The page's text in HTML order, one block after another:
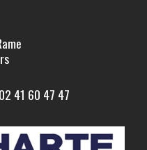
41 60 47 47